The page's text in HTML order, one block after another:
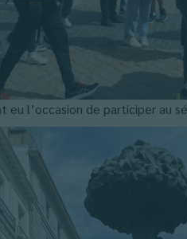
l’occasion de participer au